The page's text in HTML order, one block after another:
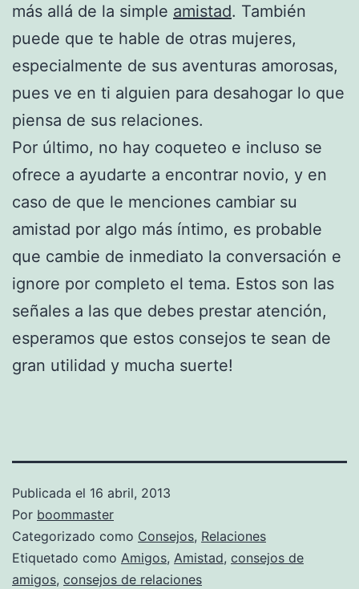
más allá de la simple amistad. También
puede que te hable de otras mujeres,
especialmente de sus aventuras amorosas,
pues ve en ti alguien para desahogar lo que
piensa de sus relaciones.
Por último, no hay coqueteo e incluso se
ofrece a ayudarte a encontrar novio, y en
caso de que le menciones cambiar su
amistad por algo más íntimo, es probable
que cambie de inmediato la conversación e
ignore por completo el tema. Estos son las
señales a las que debes prestar atención,
esperamos que estos consejos te sean de
gran utilidad y mucha suerte!
Publicada el 16 abril, 2013
Por boommaster
Categorizado como Consejos, Relaciones
Etiquetado como Amigos, Amistad, consejos de
amigos, consejos de relaciones